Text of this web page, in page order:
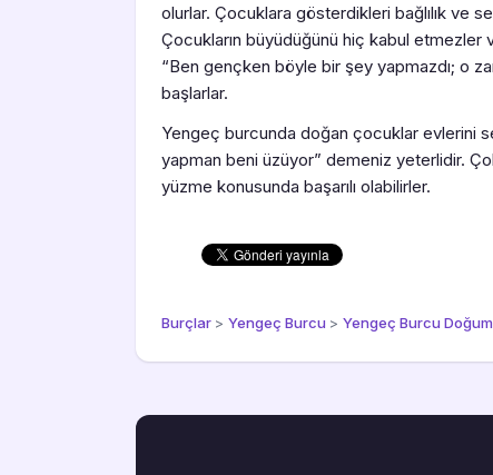
olurlar. Çocuklara gösterdikleri bağlılık ve
Çocukların büyüdüğünü hiç kabul etmezler
“Ben gençken böyle bir şey yapmazdı; o
başlarlar.
Yengeç burcunda doğan çocuklar evlerini
yapman beni üzüyor” demeniz yeterlidir.
yüzme konusunda başarılı olabilirler.
Burçlar > Yengeç Burcu > Yengeç Burcu